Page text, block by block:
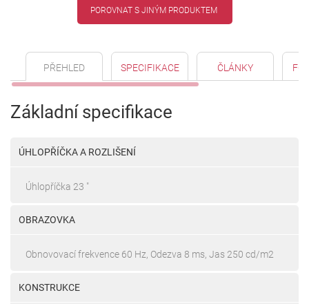
POROVNAT S JINÝM PRODUKTEM
PŘEHLED SPECIFIKACE ČLÁNKY
Základní specifikace
ÚHLOPŘÍČKA A ROZLIŠENÍ
Úhlopříčka 23 "
OBRAZOVKA
Obnovovací frekvence 60 Hz, Odezva 8 ms, Jas 250 cd/m2
KONSTRUKCE